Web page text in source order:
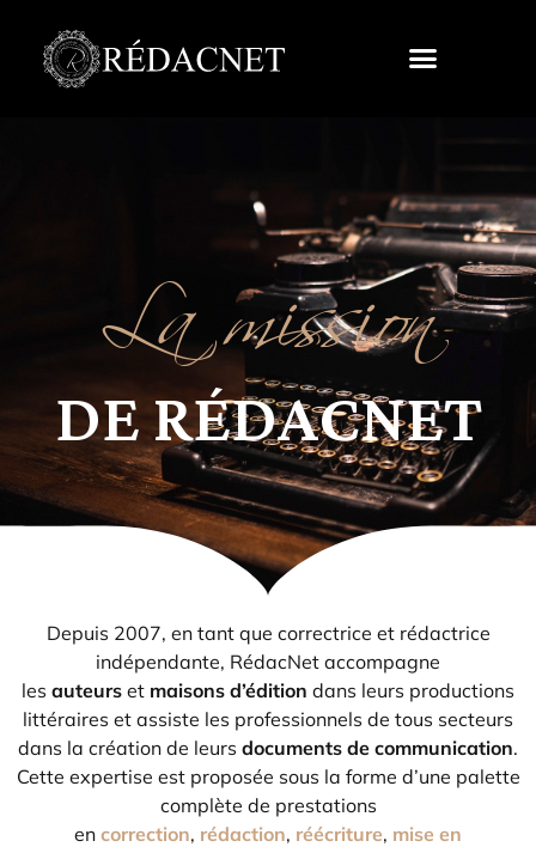
La mission
DE RÉDACNET
Depuis 2007, en tant que correctrice et rédactrice
indépendante, RédacNet accompagne
les auteurs et maisons d’édition dans leurs productions
littéraires et assiste les professionnels de tous secteurs
dans la création de leurs documents de communication.
Cette expertise est proposée sous la forme d’une palette
complète de prestations
en correction, rédaction, réécriture, mise en